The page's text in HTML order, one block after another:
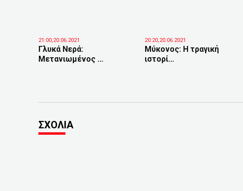
21:00,20.06.2021
Γλυκά Νερά:
Μετανιωμένος ...
20:20,20.06.2021
Μύκονος: Η τραγική
ιστορί...
ΣΧΟΛΙΑ